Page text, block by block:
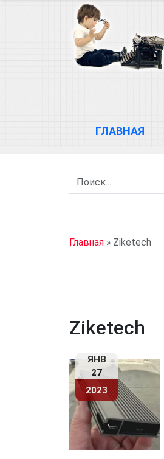
ГЛАВНАЯ
Главная » Ziketech
Ziketech
ЯНВ
27
2023